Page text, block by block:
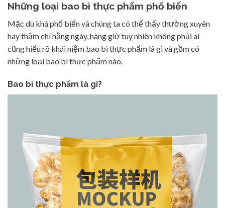
Những loại bao bì thực phẩm phổ biến
Mặc dù khá phổ biến và chúng ta có thể thấy thường xuyên
hay thậm chí hằng ngày, hàng giờ tuy nhiên không phải ai
cũng hiểu rõ khái niệm bao bì thực phẩm là gì và gồm có
những loại bao bì thực phẩm nào.
Bao bì thực phẩm là gì?